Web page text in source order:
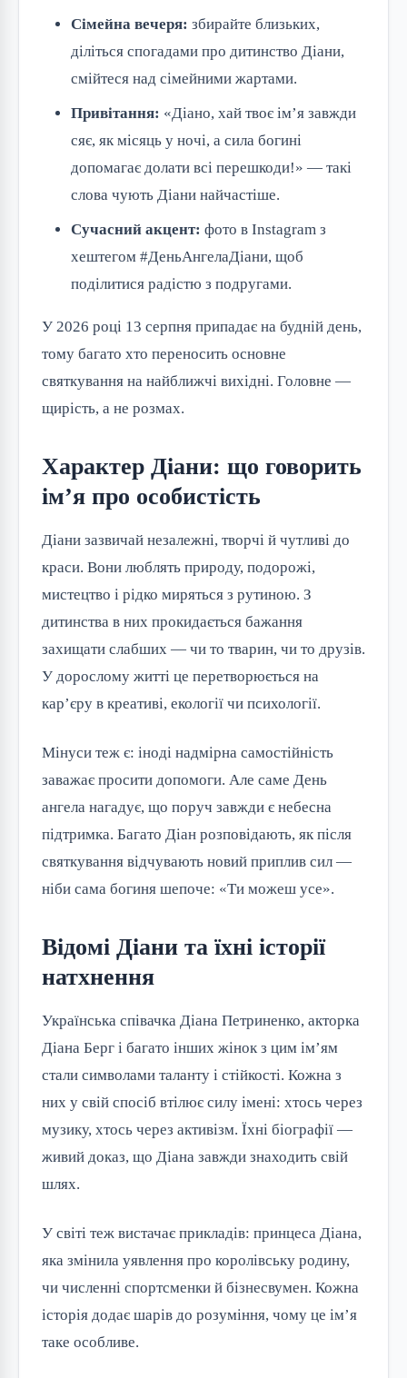
Сімейна вечеря: збирайте близьких,
діліться спогадами про дитинство Діани,
смійтеся над сімейними жартами.
Привітання: «Діано, хай твоє ім’я завжди
сяє, як місяць у ночі, а сила богині
допомагає долати всі перешкоди!» — такі
слова чують Діани найчастіше.
Сучасний акцент: фото в Instagram з
хештегом #ДеньАнгелаДіани, щоб
поділитися радістю з подругами.
У 2026 році 13 серпня припадає на будній день,
тому багато хто переносить основне
святкування на найближчі вихідні. Головне —
щирість, а не розмах.
Характер Діани: що говорить
ім’я про особистість
Діани зазвичай незалежні, творчі й чутливі до
краси. Вони люблять природу, подорожі,
мистецтво і рідко миряться з рутиною. З
дитинства в них прокидається бажання
захищати слабших — чи то тварин, чи то друзів.
У дорослому житті це перетворюється на
кар’єру в креативі, екології чи психології.
Мінуси теж є: іноді надмірна самостійність
заважає просити допомоги. Але саме День
ангела нагадує, що поруч завжди є небесна
підтримка. Багато Діан розповідають, як після
святкування відчувають новий приплив сил —
ніби сама богиня шепоче: «Ти можеш усе».
Відомі Діани та їхні історії
натхнення
Українська співачка Діана Петриненко, акторка
Діана Берг і багато інших жінок з цим ім’ям
стали символами таланту і стійкості. Кожна з
них у свій спосіб втілює силу імені: хтось через
музику, хтось через активізм. Їхні біографії —
живий доказ, що Діана завжди знаходить свій
шлях.
У світі теж вистачає прикладів: принцеса Діана,
яка змінила уявлення про королівську родину,
чи численні спортсменки й бізнесвумен. Кожна
історія додає шарів до розуміння, чому це ім’я
таке особливе.